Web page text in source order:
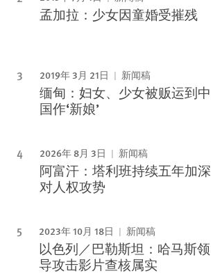
孟加拉：少女因童婚受摧残
2019年 3月 21日 新闻稿
缅甸：妇女、少女被贩运到中
国作‘新娘’
2026年 8月 3日 新闻稿
阿富汗：塔利班持续五年加深
对人权攻势
2023年 10月 18日 新闻稿
以色列／巴勒斯坦：哈马斯领
导攻击影片查核属实